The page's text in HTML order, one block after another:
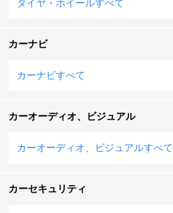
タイヤ・ホイールすべて
カーナビ
カーナビすべて
カーオーディオ、ビジュアル
カーオーディオ、ビジュアルすべて
カーセキュリティ